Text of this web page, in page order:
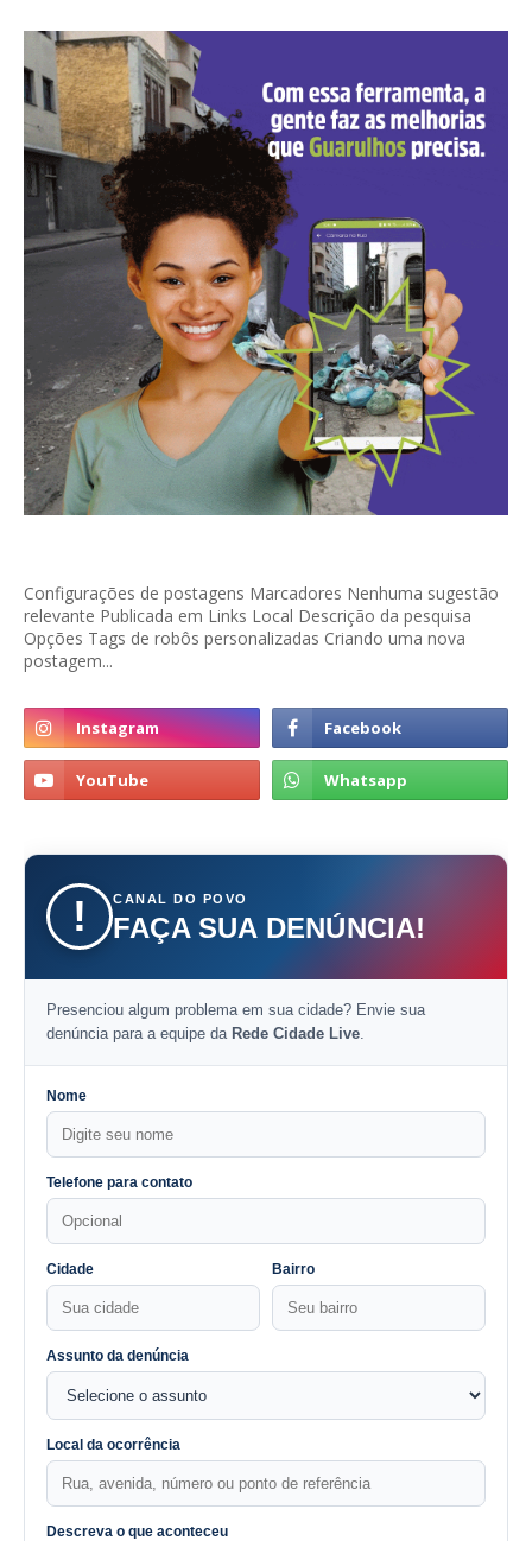
Configurações de postagens Marcadores Nenhuma sugestão
relevante Publicada em Links Local Descrição da pesquisa
Opções Tags de robôs personalizadas Criando uma nova
postagem...
! CANAL DO POVO
FAÇA SUA DENÚNCIA!
Presenciou algum problema em sua cidade? Envie sua
denúncia para a equipe da Rede Cidade Live
Nome
Telefone para contato
Cidade Bairro
Assunto da denúncia
Local da ocorrência
Descreva o que aconteceu